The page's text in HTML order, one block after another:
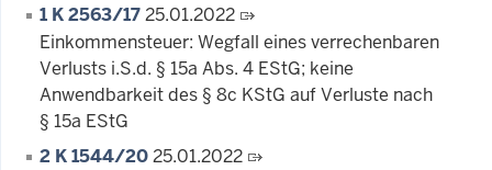
1 K 2563/1725.01.2022
Einkommensteuer: Wegfall eines verrechenbaren
Verlusts i.S.d. § 15a Abs. 4 EStG; keine
Anwendbarkeit des § 8c KStG auf Verluste nach
§ 15a EStG
2 K 1544/2025.01.2022